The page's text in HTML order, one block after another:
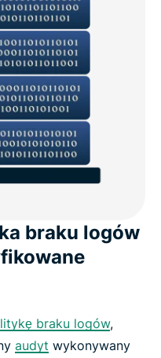
braku logów
braku logów,
audyt wykonywany